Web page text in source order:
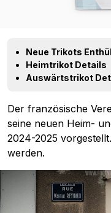
Neue Trikots
Heimtrikot Details
Auswärtstrikot
Der französische
seine neuen Heim-
2024-2025
werden.